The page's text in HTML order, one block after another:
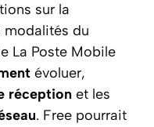
sur la
modalités du
La Poste Mobile
évoluer,
réception et les
. Free pourrait